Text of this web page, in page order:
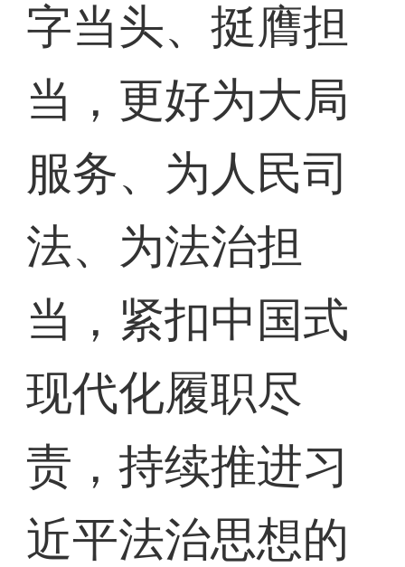
字当头、挺膺担
当，更好为大局
服务、为人民司
法、为法治担
当，紧扣中国式
现代化履职尽
责，持续推进习
近平法治思想的